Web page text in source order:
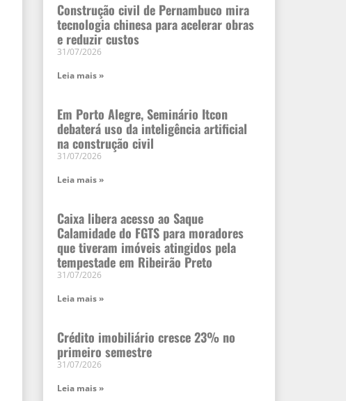
Construção civil de Pernambuco mira
tecnologia chinesa para acelerar obras
e reduzir custos
31/07/2026
Leia mais »
Em Porto Alegre, Seminário Itcon
debaterá uso da inteligência artificial
na construção civil
31/07/2026
Leia mais »
Caixa libera acesso ao Saque
Calamidade do FGTS para moradores
que tiveram imóveis atingidos pela
tempestade em Ribeirão Preto
31/07/2026
Leia mais »
Crédito imobiliário cresce 23% no
primeiro semestre
31/07/2026
Leia mais »